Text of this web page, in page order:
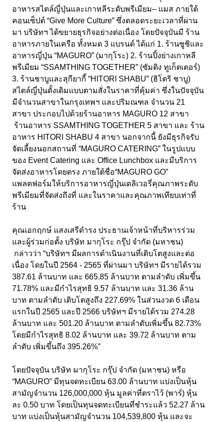
อาหารสไตล์ญี่ปุ่นและเกาหลีระดับพรีเมียม– แมส ภายใต้
คอนเซ็ปต์ “Give More Culture” ซึ่งตลอดระยะเวลาที่ผ่าน
มา บริษัทฯ ได้ขยายธุรกิจอย่างต่อเนื่อง โดยปัจจุบันมี ร้าน
อาหารภายในเครือ ทั้งหมด 3 แบรนด์ ได้แก่ 1. ร้านซูชิและ
อาหารญี่ปุ่น “MAGURO” (มากุโระ) 2. ร้านปิ้งย่างเกาหลี
พรีเมียม “SSAMTHING TOGETHER” (ซัมติง ทูเก็ตเตอร์)
3. ร้านชาบูและสุกียากี้ “HITORI SHABU” (ฮิโตริ ชาบู)
สไตล์ญี่ปุ่นดั้งเดิมแบบตามสั่งในราคาที่คุ้มค่า ซึ่งในปัจจุบัน
มีจำนวนสาขาในกรุงเทพฯ และปริมณฑล จำนวน 21
สาขา ประกอบไปด้วยร้านอาหาร MAGURO 12 สาขา
ร้านอาหาร SSAMTHING TOGETHER 5 สาขา และ ร้าน
อาหาร HITORI SHABU 4 สาขา นอกจากนี้ ยังมีธุรกิจรับ
จัดเลี้ยงนอกสถานที่ “MAGURO CATERING” ในรูปแบบ
ของ Event Catering และ Office Lunchbox และมีบริการ
จัดส่งอาหารโดยตรง ภายใต้ชื่อ“MAGURO GO”
แพลตฟอร์มให้บริการอาหารญี่ปุ่นเดลิเวอรี่คุณภาพระดับ
พรีเมียมที่จัดส่งถึงที่ และในราคาและคุณภาพเทียบเท่าที่
ร้าน
คุณเอกฤกษ์ แสงเสรีดำรง ประธานเจ้าหน้าที่บริหารร่วม
และผู้ร่วมก่อตั้ง บริษัท มากุโระ กรุ๊ป จำกัด (มหาชน)
กล่าวว่า “บริษัทฯ มีผลการดำเนินงานที่เติบโตสูงและต่อ
เนื่อง โดยในปี 2564 - 2565 ที่ผ่านมา บริษัทฯ มีรายได้รวม
387.61 ล้านบาท และ 665.85 ล้านบาท ตามลำดับ เพิ่มขึ้น
71.78% และมีกำไรสุทธิ 9.57 ล้านบาท และ 31.36 ล้าน
บาท ตามลำดับ เติบโตสูงถึง 227.69% ในส่วนงวด 6 เดือน
แรกในปี 2565 และปี 2566 บริษัทฯ มีรายได้รวม 274.28
ล้านบาท และ 501.20 ล้านบาท ตามลำดับเพิ่มขึ้น 82.73%
โดยมีกำไรสุทธิ 8.02 ล้านบาท และ 39.72 ล้านบาท ตาม
ลำดับ เพิ่มขึ้นถึง 395.26%”
โดยปัจจุบัน บริษัท มากุโระ กรุ๊ป จำกัด (มหาชน) หรือ
“MAGURO” มีทุนจดทะเบียน 63.00 ล้านบาท แบ่งเป็นหุ้น
สามัญจำนวน 126,000,000 หุ้น มูลค่าที่ตราไว้ (พาร์) หุ้น
ละ 0.50 บาท โดยเป็นทุนจดทะเบียนที่ชำระแล้ว 52.27 ล้าน
บาท แบ่งเป็นหุ้นสามัญจำนวน 104,539,800 หุ้น และจะ